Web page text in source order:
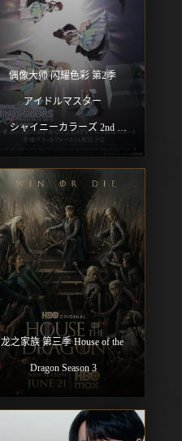
偶像大师 闪耀色彩 第2季
アイドルマスター
シャイニーカラーズ 2nd
龙之家族 第三季 House of the
Dragon Season 3